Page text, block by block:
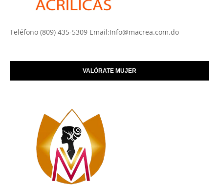
Teléfono (809) 435-5309 Email:Info@macrea.com.do
VALÓRATE MUJER